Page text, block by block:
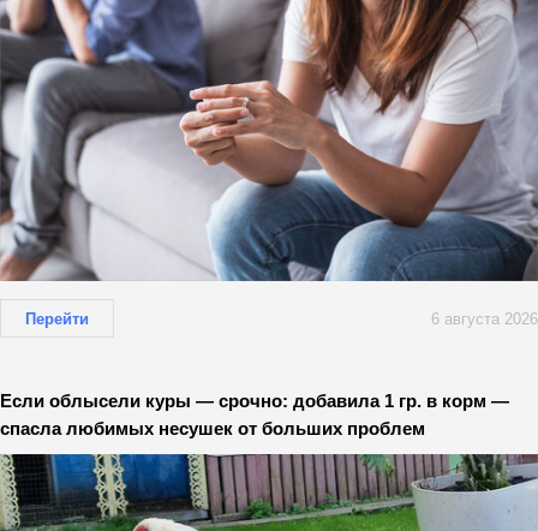
Перейти 6 августа 2026
Если облысели куры — срочно: добавила 1 гр. в корм —
спасла любимых несушек от больших проблем